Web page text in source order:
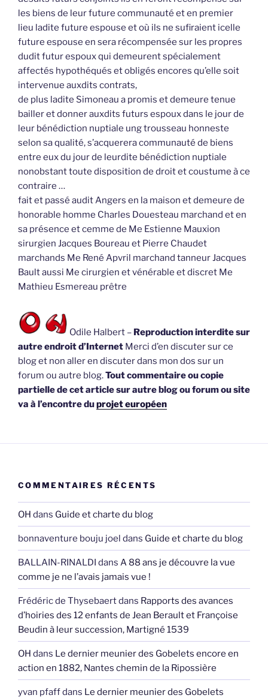
les biens de leur future communauté et en premier
lieu ladite future espouse et où ils ne sufiraient icelle
future espouse en sera récompensée sur les propres
dudit futur espoux qui demeurent spécialement
affectés hypothéqués et obligés encores qu’elle soit
intervenue auxdits contrats,
de plus ladite Simoneau a promis et demeure tenue
bailler et donner auxdits futurs espoux dans le jour de
leur bénédiction nuptiale ung trousseau honneste
selon sa qualité, s’acquerera communauté de biens
entre eux du jour de leurdite bénédiction nuptiale
nonobstant toute disposition de droit et coustume à ce
contraire …
fait et passé audit Angers en la maison et demeure de
honorable homme Charles Douesteau marchand et en
sa présence et cemme de Me Estienne Mauxion
sirurgien Jacques Boureau et Pierre Chaudet
marchands Me René Apvril marchand tanneur Jacques
Bault aussi Me cirurgien et vénérable et discret Me
Mathieu Esmereau prêtre
Odile Halbert – Reproduction interdite sur
autre endroit d’Internet Merci d’en discuter sur ce
blog et non aller en discuter dans mon dos sur un
forum ou autre blog.Tout commentaire ou copie
partielle de cet article sur autre blog ou forum ou site
va à l’encontre duprojet européen
COMMENTAIRES RÉCENTS
OH dans Guide et charte du blog
bonnaventure bouju joel dans Guide et charte du blog
BALLAIN-RINALDI dans A 88 ans je découvre la vue
comme je ne l’avais jamais vue !
Frédéric de Thysebaertdans Rapports des avances
d’hoiries des 12 enfants de Jean Berault et Françoise
Beudin à leur succession, Martigné 1539
OH dans Le dernier meunier des Gobelets encore en
action en 1882, Nantes chemin de la Ripossière
yvan pfaffdans Le dernier meunier des Gobelets